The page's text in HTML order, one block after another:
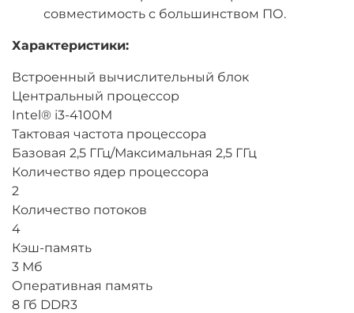
совместимость с большинством ПО.
Характеристики:
Встроенный вычислительный блок
Центральный процессор
Intel® i3-4100M
Тактовая частота процессора
Базовая 2,5 ГГц/Максимальная 2,5 ГГц
Количество ядер процессора
2
Количество потоков
4
Кэш-память
3 Мб
Оперативная память
8 Гб DDR3